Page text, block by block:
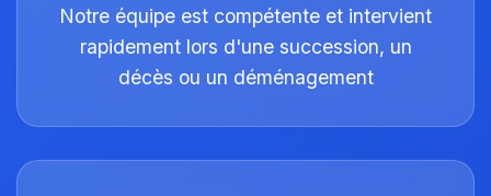
Notre équipe est compétente et intervient
rapidement lors d'une succession, un
décès ou un déménagement